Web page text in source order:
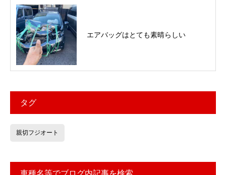
エアバッグはとても素晴らしい
タグ
親切フジオート
車種名等でブログ内記事を検索